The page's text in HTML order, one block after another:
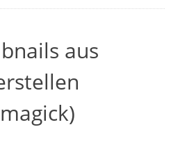
aus